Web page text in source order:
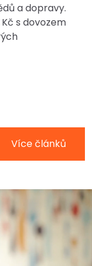
a dopravy.
Kč s dovozem
Více článků